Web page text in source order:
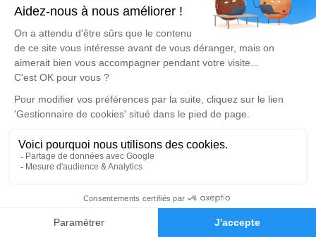
Faire-part Hommages
Chrystelle, Hugo et Jeanne.
Un service de plantation d’arbre hommage est
disponible ici.
Je rends hommage
Cérémonie civile
lundi 29 juin 2026 à 14h00
Cimetière de Carbonne
24 Rue Léo Lagrange